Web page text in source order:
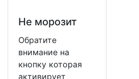
Не морозит
Обратите
внимание на
кнопку которая
активирует